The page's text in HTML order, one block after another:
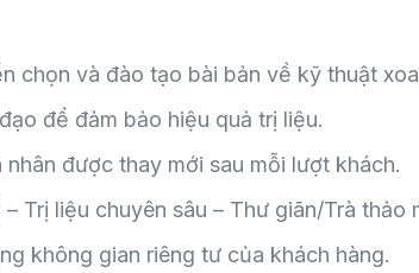
chọn và đào tạo bài bản về kỹ thuật
để đảm bảo hiệu quả trị liệu.
được thay mới sau mỗi lượt khách.
Trị liệu chuyên sâu – Thư giãn/Trà thảo
không gian riêng tư của khách hàng.